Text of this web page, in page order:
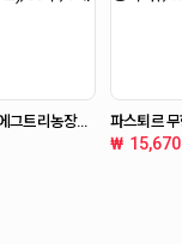
그트리농장
파스퇴르
190ml, 24개
15,670